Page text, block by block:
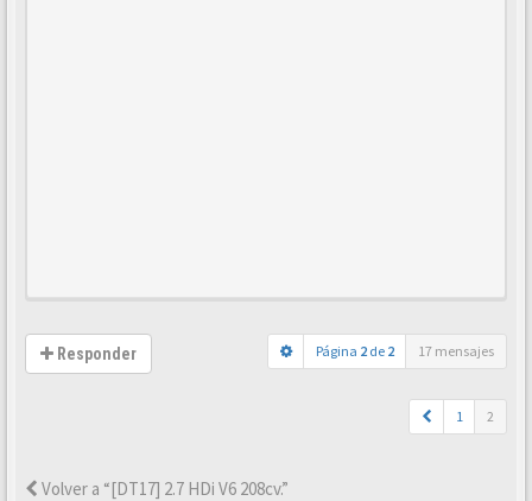
Responder Página 2 de 2 17 mensajes
1 2
Volver a “[DT17] 2.7 HDi V6 208cv.”